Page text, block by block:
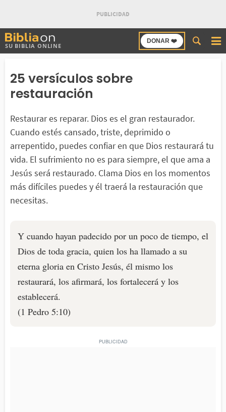
SU BIBLIA ONLINE
DONAR ❤️
Buscar
en
25 versículos sobre
restauración
Restaurar es reparar. Dios es el gran restaurador.
Cuando estés cansado, triste, deprimido o
arrepentido, puedes confiar en que Dios restaurará tu
vida. El sufrimiento no es para siempre, el que ama a
Jesús será restaurado. Clama Dios en los momentos
más difíciles puedes y él traerá la restauración que
necesitas.
Y cuando hayan padecido por un poco de tiempo, el
Dios de toda gracia, quien los ha llamado a su
eterna gloria en Cristo Jesús, él mismo los
restaurará, los afirmará, los fortalecerá y los
establecerá.
(1 Pedro 5:10)